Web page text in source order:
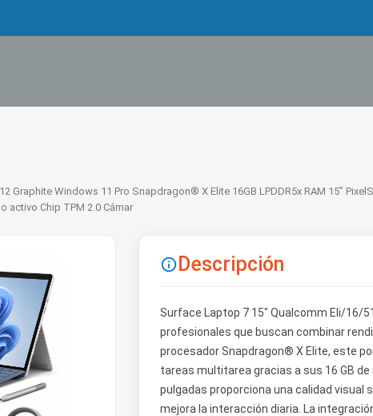
Graphite Windows 11 Pro Snapdragon® X Elite 16GB LPDDR5x RAM 15”
activo Chip TPM 2.0 Cámar
 Descripción
Surface Laptop 7 15" Qualcomm Eli/16/
profesionales que buscan combinar
procesador Snapdragon® X Elite, este
tareas multitarea gracias a sus 16 GB de
pulgadas proporciona una calidad visual
mejora la interacción diaria. La